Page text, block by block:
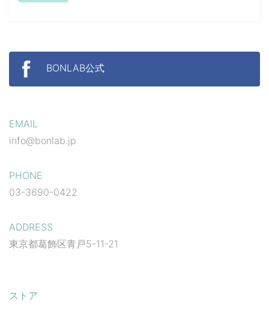
BONLAB公式
EMAIL
info@bonlab.jp
PHONE
03-3690-0422
ADDRESS
東京都葛飾区青戸5-11-21
ストア